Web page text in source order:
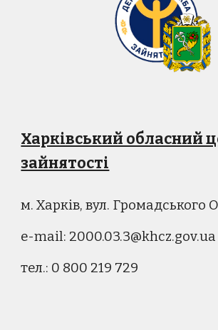
Харківський обласний
зайнятості
м. Харків, вул. Громадського
e-mail: 2000.03.3@khcz.gov.ua
тел.: 0 800 219 729